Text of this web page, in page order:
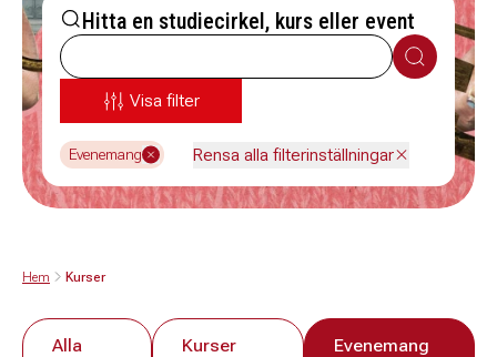
Hitta en studiecirkel, kurs eller event
Sök
Visa filter
Evenemang Rensa alla filterinställningar
Hem Kurser
Alla
Kurser
Evenemang